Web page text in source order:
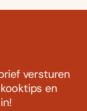
versturen
en